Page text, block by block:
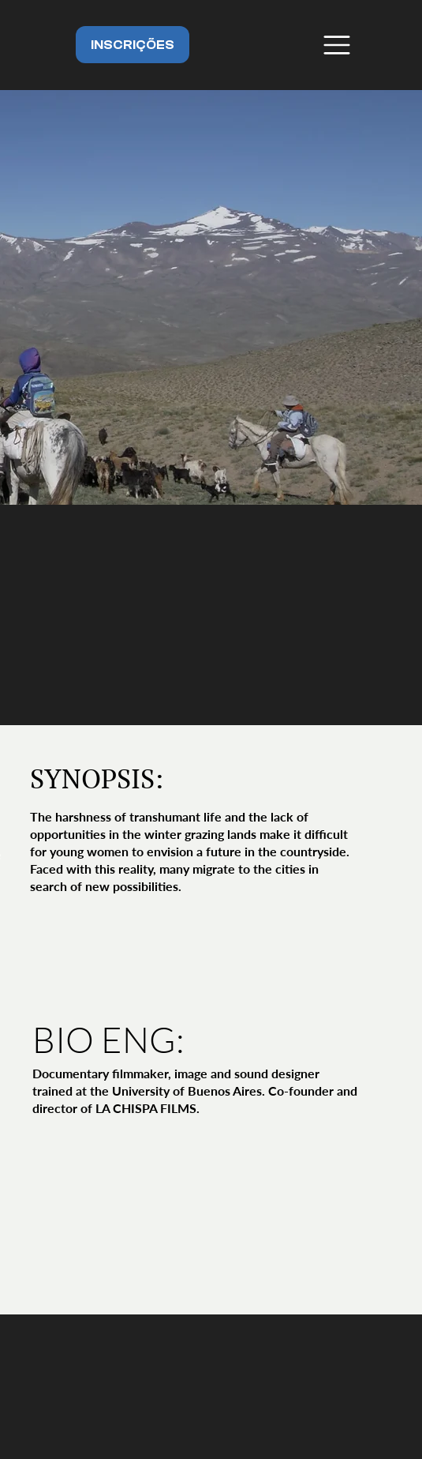
INSCRIÇÕES
SYNOPSIS:
The harshness of transhumant life and the lack of
opportunities in the winter grazing lands make it difficult
for young women to envision a future in the countryside.
Faced with this reality, many migrate to the cities in
search of new possibilities.
BIO ENG:
Documentary filmmaker, image and sound designer
trained at the University of Buenos Aires. Co-founder and
director of LA CHISPA FILMS.